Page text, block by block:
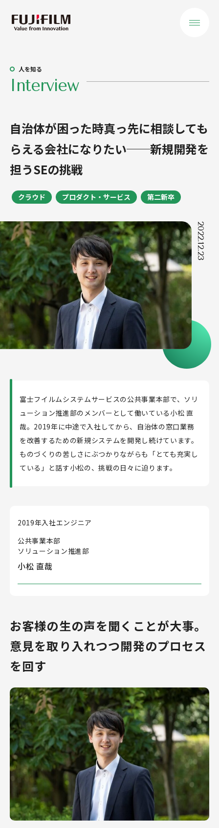
会社を知る
私たちが大切に
すること
データで見る
事業を知る
公共領域
民間領域
新規事業
ソリューション
導入事例
人を知る
制度・働き方を知る
人材育成とキャリア
福利厚生・制度
採用情報
新卒採用詳細
27年卒エントリー
28年卒エントリー
社員インタビュー
業界にとっての最適解を模索していく
──システム開発の上流工程でデジタ
ル化を支える
社員インタビュー
自治体職員様の
便性向上に貢献
業職の醍醐味
採用に関する
コーポレートサイト
人を知る
Interview
自治体が困った時真っ先に相談しても
らえる会社になりたい──新規開発を
担うSEの挑戦
クラウド プロダクト・サービス 第二新卒
2022.12.23
富士フイルムシステムサービスの公共事業本部で、ソリ
ューション推進部のメンバーとして働いている小松 直
哉。2019年に中途で入社してから、自治体の窓口業務
を改善するための新規システムを開発し続けています。
ものづくりの苦しさにぶつかりながらも「とても充実し
ている」と話す小松の、挑戦の日々に迫ります。
2019年入社エンジニア
公共事業本部
ソリューション推進部
小松 直哉
お客様の生の声を聞くことが大事。
意見を取り入れつつ開発のプロセス
を回す